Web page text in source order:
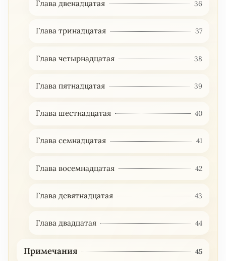
Глава двенадцатая 36
Глава тринадцатая 37
Глава четырнадцатая 38
Глава пятнадцатая 39
Глава шестнадцатая 40
Глава семнадцатая 41
Глава восемнадцатая 42
Глава девятнадцатая 43
Глава двадцатая 44
Примечания 45